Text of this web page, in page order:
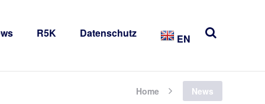
R5K Datenschutz EN
Home News